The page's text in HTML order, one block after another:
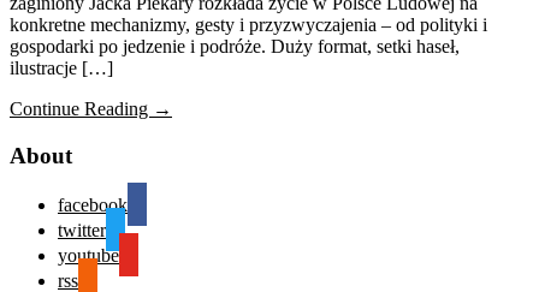
konkretne mechanizmy, gesty i przyzwyczajenia – od polityki i
gospodarki po jedzenie i podróże. Duży format, setki haseł,
ilustracje […]
Continue Reading →
About
facebook
twitter
youtube
rss